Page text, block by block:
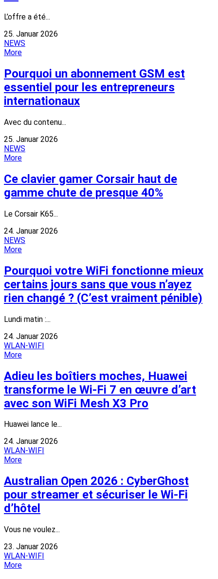
L’offre a été...
25. Januar 2026
NEWS
More
Pourquoi un abonnement GSM est
essentiel pour les entrepreneurs
internationaux
Avec du contenu...
25. Januar 2026
NEWS
More
Ce clavier gamer Corsair haut de
gamme chute de presque 40%
Le Corsair K65...
24. Januar 2026
NEWS
More
Pourquoi votre WiFi fonctionne mieux
certains jours sans que vous n’ayez
rien changé ? (C’est vraiment pénible)
Lundi matin :...
24. Januar 2026
WLAN-WIFI
More
Adieu les boîtiers moches, Huawei
transforme le Wi-Fi 7 en œuvre d’art
avec son WiFi Mesh X3 Pro
Huawei lance le...
24. Januar 2026
WLAN-WIFI
More
Australian Open 2026 : CyberGhost
pour streamer et sécuriser le Wi-Fi
d’hôtel
Vous ne voulez...
23. Januar 2026
WLAN-WIFI
More